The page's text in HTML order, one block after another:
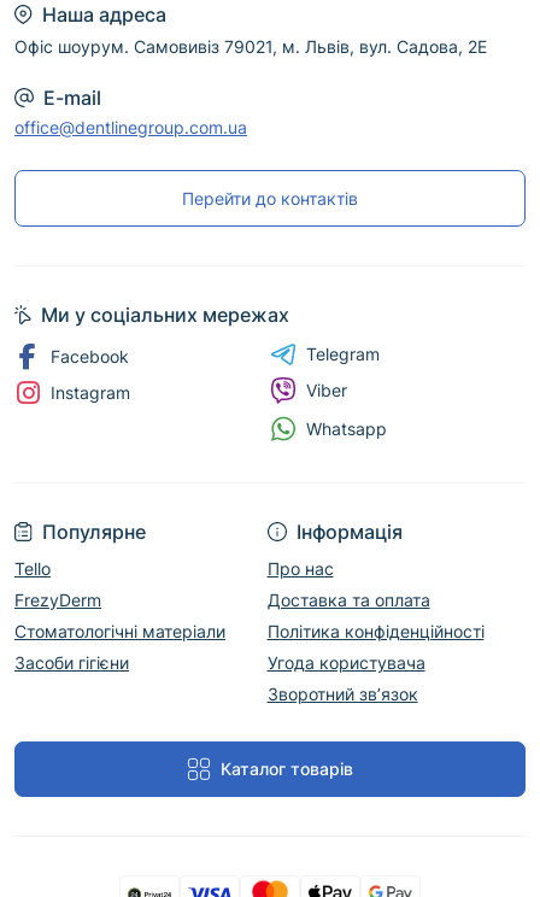
Наша адреса
Офіс шоурум. Самовивіз 79021, м. Львів, вул. Садова, 2Е
E-mail
office@dentlinegroup.com.ua
Перейти до контактів
Популярне
Tello
FrezyDerm
Стоматологічні матеріали
Засоби гігієни
Інформація
Про нас
Доставка та оплата
Політика конфіденційності
Угода користувача
Зворотний зв’язок
Каталог товарів
Ми у соціальних мережах
Facebook
Instagram
Telegram
Viber
Whatsapp